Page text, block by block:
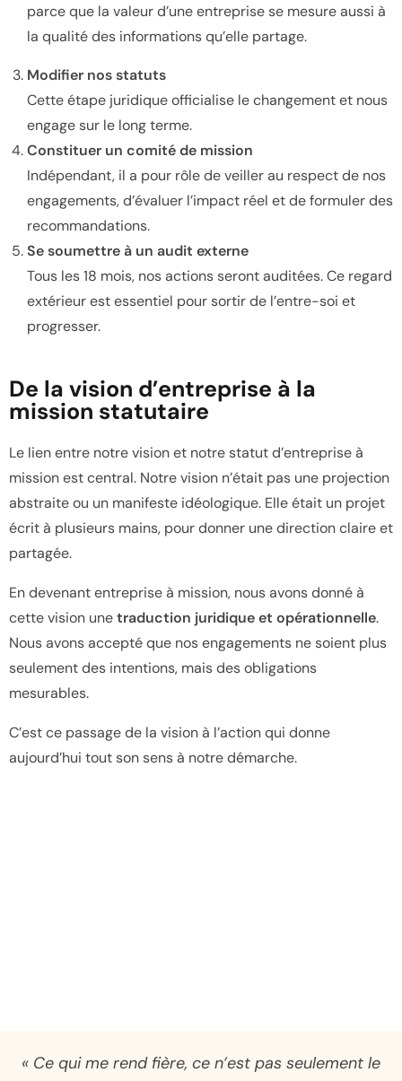
parce que la valeur d’une entreprise se mesure aussi à
la qualité des informations qu’elle partage.
Modifier nos statuts
Cette étape juridique officialise le changement et nous
engage sur le long terme.
Constituer un comité de mission
Indépendant, il a pour rôle de veiller au respect de nos
engagements, d’évaluer l’impact réel et de formuler des
recommandations.
Se soumettre à un audit externe
Tous les 18 mois, nos actions seront auditées. Ce regard
extérieur est essentiel pour sortir de l’entre-soi et
progresser.
De la vision d’entreprise à la
mission statutaire
Le lien entre notre vision et notre statut d’entreprise à
mission est central. Notre vision n’était pas une projection
abstraite ou un manifeste idéologique. Elle était un projet
écrit à plusieurs mains, pour donner une direction claire et
partagée.
En devenant entreprise à mission, nous avons donné à
cette vision unetraduction juridique et opérationnelle.
Nous avons accepté que nos engagements ne soient plus
seulement des intentions, mais des obligations
mesurables.
C’est ce passage de la vision à l’action qui donne
aujourd’hui tout son sens à notre démarche.
« Ce qui me rend fière, ce n’est pas seulement le